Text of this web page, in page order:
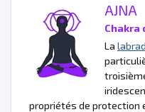
AJNA
Chakra
La
propriétés de protection